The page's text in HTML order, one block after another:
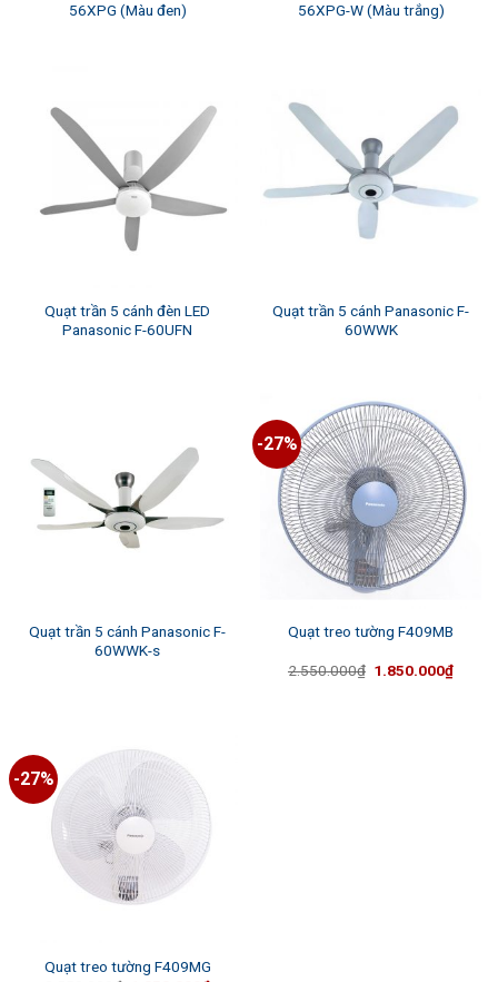
56XPG (Màu đen) 56XPG-W (Màu trắng)
Quạt trần 5 cánh đèn LED
Panasonic F-60UFN
Quạt trần 5 cánh Panasonic F-
60WWK
Quạt trần 5 cánh Panasonic F-
60WWK-s
-27%
Quạt treo tường F409MB
2.550.000₫ Giá
1.850.000₫Giá
-27%
Quạt treo tường F409MG